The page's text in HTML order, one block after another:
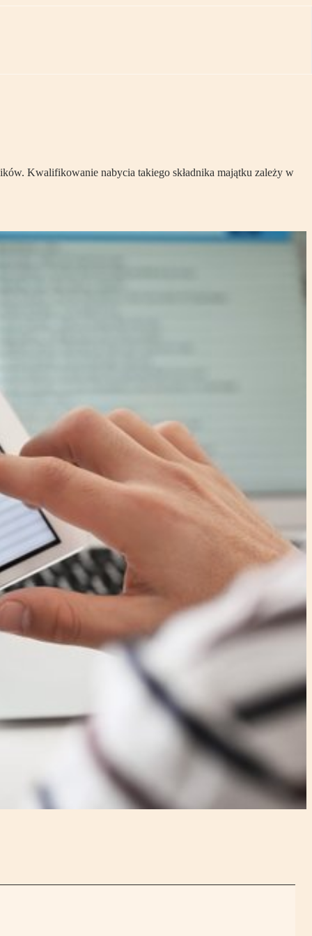
Kwalifikowanie nabycia takiego składnika majątku zależy w